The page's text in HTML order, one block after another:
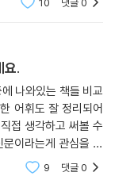
아서
10 댓글0
요.
나와있는 책들 비교
어휘도 잘 정리되어
접 생각하고 써볼 수
이라는게 관심을 가
라고하면 아는게 없
9 댓글0